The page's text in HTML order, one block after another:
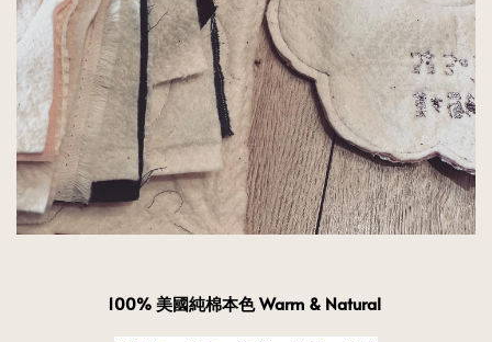
100% 美國純棉本色 Warm & Natural